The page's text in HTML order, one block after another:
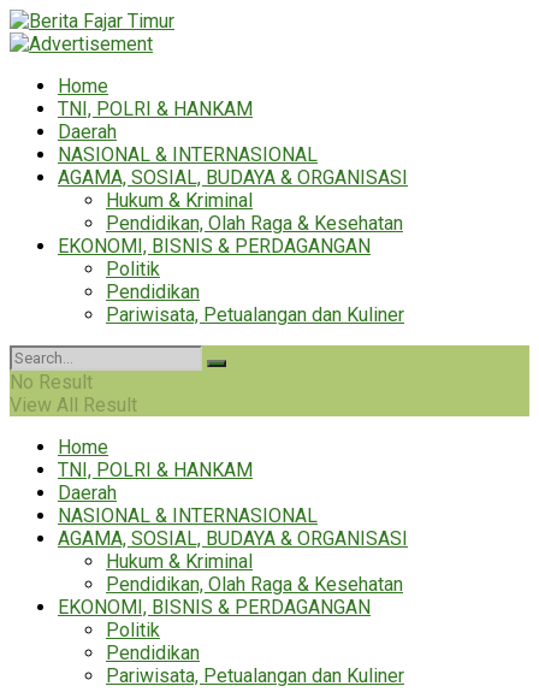
Home
TNI, POLRI & HANKAM
Daerah
NASIONAL & INTERNASIONAL
AGAMA, SOSIAL, BUDAYA & ORGANISASI
Hukum & Kriminal
Pendidikan, Olah Raga & Kesehatan
EKONOMI, BISNIS & PERDAGANGAN
Politik
Pendidikan
Pariwisata, Petualangan dan Kuliner
No Result
View All Result
Home
TNI, POLRI & HANKAM
Daerah
NASIONAL & INTERNASIONAL
AGAMA, SOSIAL, BUDAYA & ORGANISASI
Hukum & Kriminal
Pendidikan, Olah Raga & Kesehatan
EKONOMI, BISNIS & PERDAGANGAN
Politik
Pendidikan
Pariwisata, Petualangan dan Kuliner